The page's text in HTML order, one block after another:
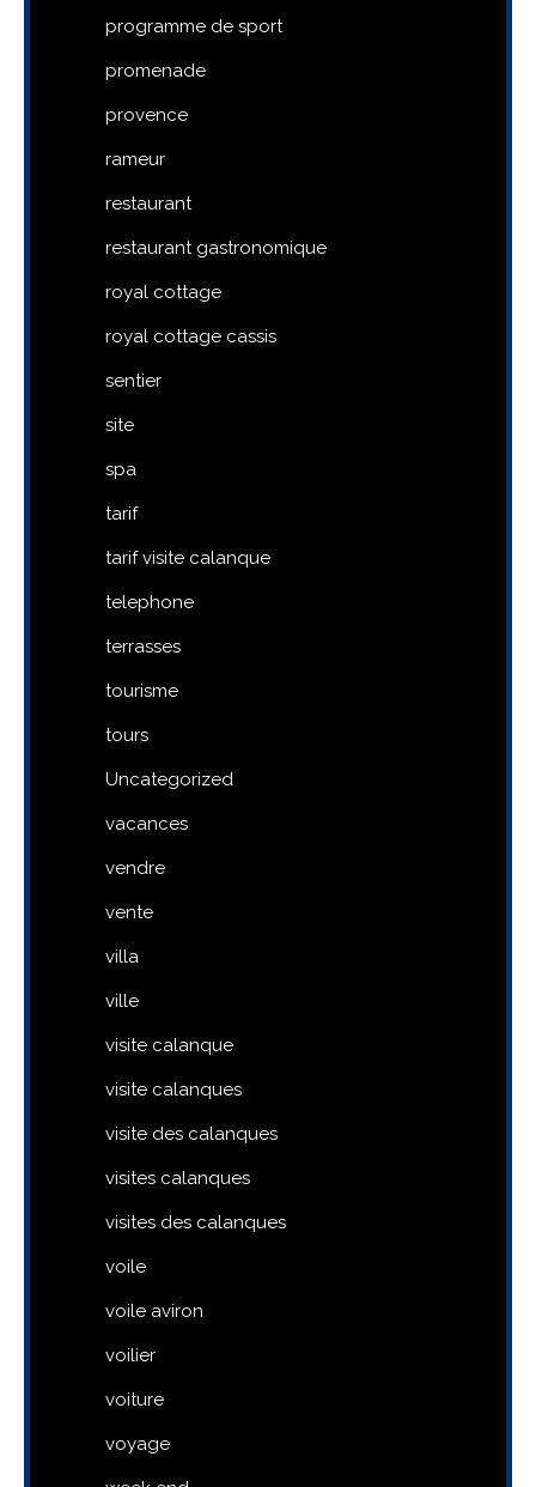
programme de sport
promenade
provence
rameur
restaurant
restaurant gastronomique
royal cottage
royal cottage cassis
sentier
site
spa
tarif
tarif visite calanque
telephone
terrasses
tourisme
tours
Uncategorized
vacances
vendre
vente
villa
ville
visite calanque
visite calanques
visite des calanques
visites calanques
visites des calanques
voile
voile aviron
voilier
voiture
voyage